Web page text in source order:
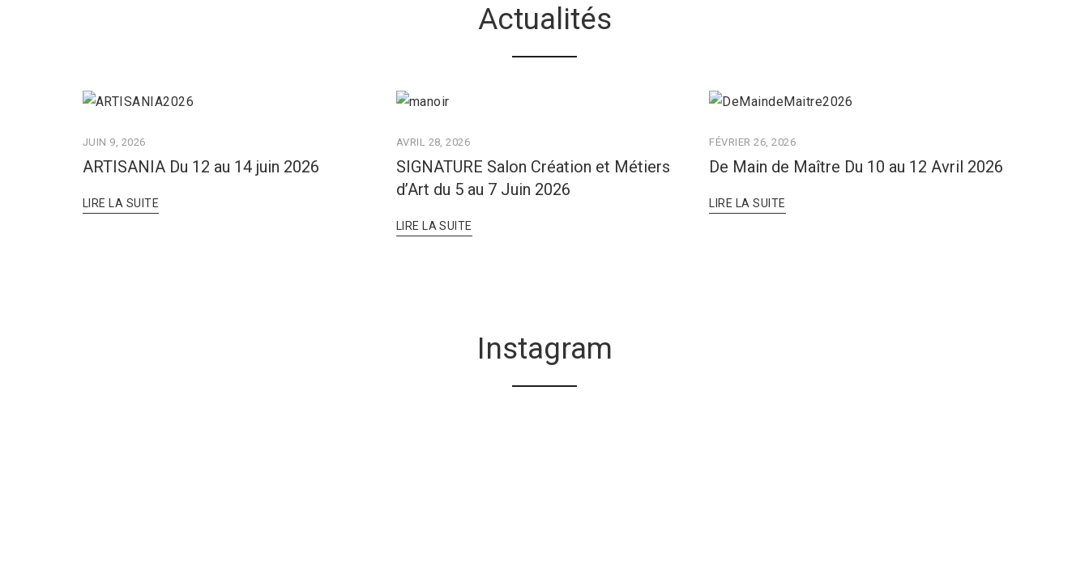
Actualités
JUIN 9, 2026
ARTISANIA Du 12 au 14 juin 2026
LIRE LA SUITE
AVRIL 28, 2026
SIGNATURE Salon Création et Métiers
d’Art du 5 au 7 Juin 2026
LIRE LA SUITE
FÉVRIER 26, 2026
De Main de Maître Du 10 au 12 Avril 2026
LIRE LA SUITE
Instagram